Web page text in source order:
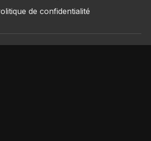
de confidentialité